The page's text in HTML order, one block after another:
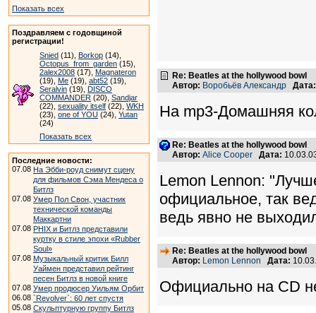
Показать всех
Поздравляем с годовщиной
регистрации!
Snied (11), Borkop (14),
Octopus_from_garden (15),
2alex2008 (17), Magnateron
(19), Me (19), abt52 (19),
Seralvin (19), DISCO
COMMANDER (20), Sandjar
(22), sexuality itself (22), WKH
(23), one of YOU (24), Yutan
(24)
Показать всех
Последние новости:
07.08 На Эбби-роуд снимут сцену
для фильмов Сэма Мендеса о
Битлз
07.08 Умер Пол Свон, участник
технической команды
Маккартни
07.08 PHIX и Битлз представили
куртку в стиле эпохи «Rubber
Soul»
07.08 Музыкальный критик Билл
Уаймен представил рейтинг
песен Битлз в новой книге
07.08 Умер продюсер Уильям Орбит
06.08 `Revolver`: 60 лет спустя
05.08 Скульптурную группу Битлз
Re: Beatles at the hollywood bowl
Автор: Воробьёв Александр Дата:
На mp3-Домашняя
Re: Beatles at the hollywood bowl
Автор: Alice Cooper Дата:
Lemon Lennon:
официальное, так
ведь явно не
Re: Beatles at the hollywood bowl
Автор: Lemon Lennon Дата:
Официально на CD